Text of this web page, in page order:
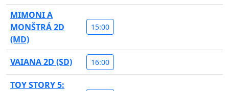
MIMONI A
MONŠTRÁ 2D
(MD)
15:00
VAIANA 2D (SD) 16:00
TOY STORY 5: